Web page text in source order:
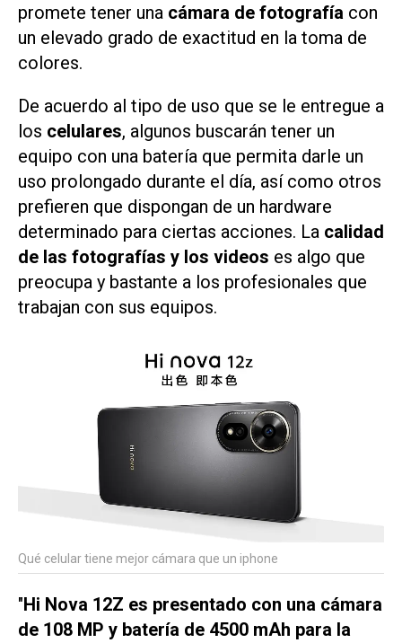
promete tener una cámara de fotografía con
un elevado grado de exactitud en la toma de
colores.
De acuerdo al tipo de uso que se le entregue a
los celulares, algunos buscarán tener un
equipo con una batería que permita darle un
uso prolongado durante el día, así como otros
prefieren que dispongan de un hardware
determinado para ciertas acciones. La calidad
de las fotografías y los videos es algo que
preocupa y bastante a los profesionales que
trabajan con sus equipos.
Qué celular tiene mejor cámara que un iphone
"Hi Nova 12Z es presentado con una cámara
de 108 MP y batería de 4500 mAh para la